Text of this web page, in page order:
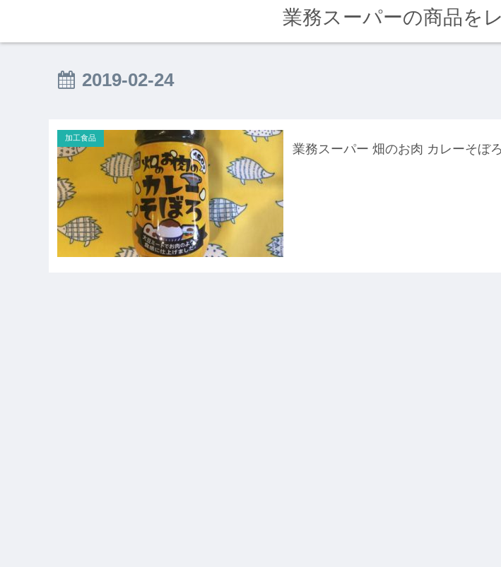
業務スーパーの商品を
2019-02-24
加工食品
業務スーパー 畑のお肉 カレーそぼ